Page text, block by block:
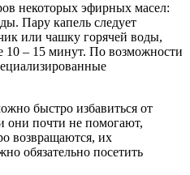
некоторых эфирных масел:
Пару капель следует
или чашку горячей воды,
10 – 15 минут. По возможности
быстро избавиться от
они почти не помогают,
возвращаются, их
обязательно посетить